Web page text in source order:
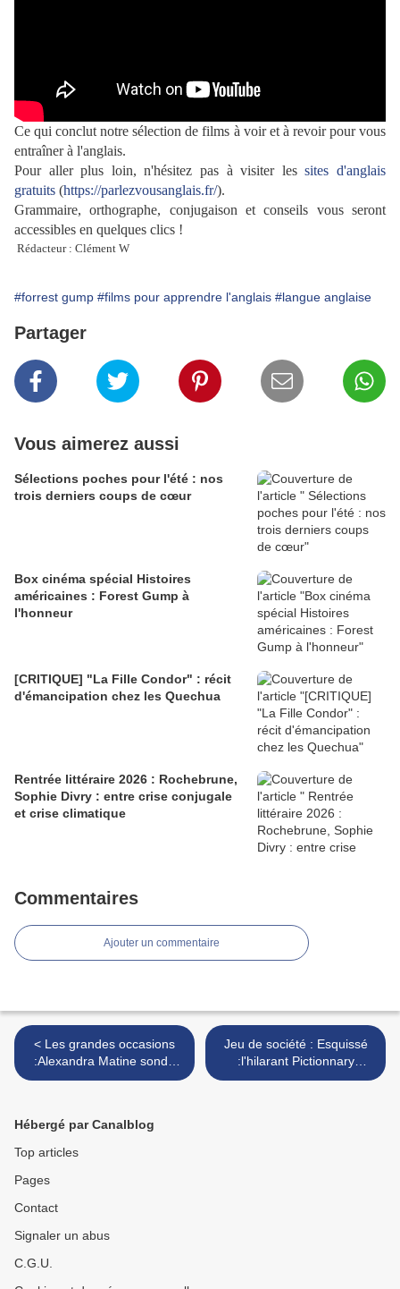
Ce qui conclut notre sélection de films à voir et à revoir pour vous
entraîner à l'anglais.
Pour aller plus loin, n'hésitez pas à visiter lessites d'anglais
gratuits (https://parlezvousanglais.fr/).
Grammaire, orthographe, conjugaison et conseils vous seront
accessibles en quelques clics !
Rédacteur : Clément W
#forrest gump #films pour apprendre l'anglais #langue anglaise
Partager
Vous aimerez aussi
Sélections poches pour l'été : nos
trois derniers coups de cœur
Box cinéma spécial Histoires
américaines : Forest Gump à
l'honneur
[CRITIQUE] "La Fille Condor" : récit
d'émancipation chez les Quechua
Rentrée littéraire 2026 : Rochebrune,
Sophie Divry : entre crise conjugale
et crise climatique
Commentaires
Ajouter un commentaire
< Les grandes occasions
:Alexandra Matine sonde
les abysses d'une famille à
Jeu de société : Esquissé
:l'hilarant Pictionnary
version... téléphone arabe!!
Hébergé par Canalblog
Top articles
Pages
Contact
Signaler un abus
C.G.U.